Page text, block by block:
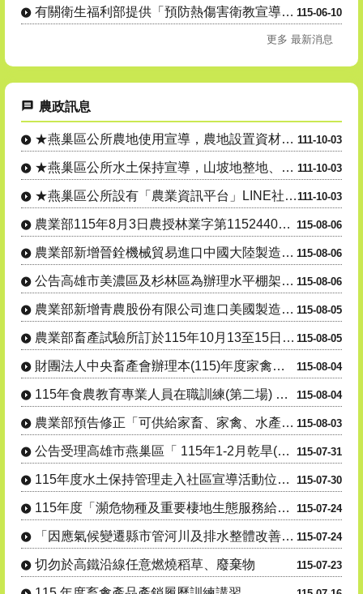
115-06-10
有關衛生福利部提供「預防熱傷害衛教宣導素材」多元媒體資源，提醒轄內弱勢民眾、社區長者等在高溫來襲時，....
更多 最新消息
農政訊息
111-10-03
★燕巢區公所農地使用宣導，農地設置資材室等各種農業設施應先....
111-10-03
★燕巢區公所水土保持宣導，山坡地整地、開挖應先申請，以免違規....
111-10-03
★燕巢區公所設有「農業資訊平台」LINE社群，隨時傳達各項農....
115-08-06
農業部115年8月3日農授林業字第1152440559號公告....
115-08-06
農業部新增晉銓機械貿易進口中國大陸製造雷沃谷神 牌5125 ....
115-08-06
公告高雄市美濃區及杉林區為辦理水平棚架網室塑膠布(網)115....
115-08-05
農業部新增青農股份有限公司進口美國製造強鹿牌 7R250型曳....
115-08-05
農業部畜產試驗所訂於115年10月13至15日辦理「羊 隻管....
115-08-04
財團法人中央畜產會辦理本(115)年度家禽場「修繕及更 新附....
115-08-04
115年食農教育專業人員在職訓練(第二場) 「從產地到生活：....
115-08-03
農業部預告修正「可供給家畜、家禽、水產動物之飼 料」、「飼料....
115-07-31
公告受理高雄市燕巢區「 115年1-2月乾旱(遲發性)」 蜂....
115-07-30
115年度水土保持管理走入社區宣導活動位址及場次異動
115-07-24
115年度「瀕危物種及重要棲地生態服務給付推 動方案」友善農....
115-07-24
「因應氣候變遷縣市管河川及排水整體改善計畫-養豬場永續發展及....
115-07-23
切勿於高鐵沿線任意燃燒稻草、廢棄物